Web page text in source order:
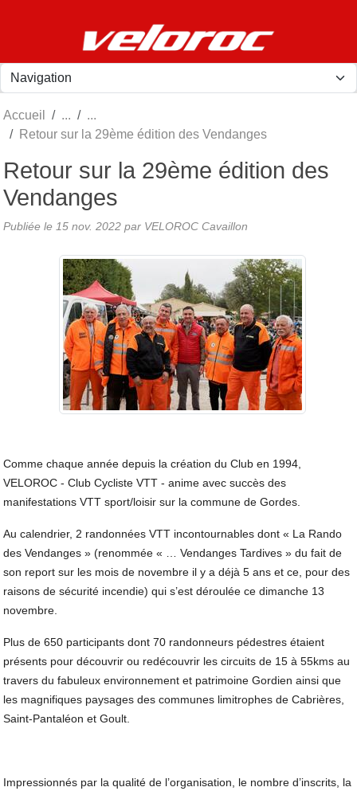
Accueil
Retour sur la 29ème édition des Vendanges
Retour sur la 29ème édition des
Vendanges
Publiée le 15 nov. 2022 par VELOROC Cavaillon
Comme chaque année depuis la création du Club en 1994,
VELOROC - Club Cycliste VTT - anime avec succès des
manifestations VTT sport/loisir sur la commune de Gordes.
Au calendrier, 2 randonnées VTT incontournables dont « La Rando
des Vendanges » (renommée « … Vendanges Tardives » du fait de
son report sur les mois de novembre il y a déjà 5 ans et ce, pour des
raisons de sécurité incendie) qui s’est déroulée ce dimanche 13
novembre.
Plus de 650 participants dont 70 randonneurs pédestres étaient
présents pour découvrir ou redécouvrir les circuits de 15 à 55kms au
travers du fabuleux environnement et patrimoine Gordien ainsi que
les magnifiques paysages des communes limitrophes de Cabrières,
Saint-Pantaléon et Goult.
Impressionnés par la qualité de l’organisation, le nombre d’inscrits, la